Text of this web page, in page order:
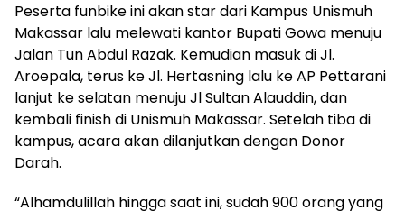
Peserta funbike ini akan star dari Kampus Unismuh
Makassar lalu melewati kantor Bupati Gowa menuju
Jalan Tun Abdul Razak. Kemudian masuk di Jl.
Aroepala, terus ke Jl. Hertasning lalu ke AP Pettarani
lanjut ke selatan menuju Jl Sultan Alauddin, dan
kembali finish di Unismuh Makassar. Setelah tiba di
kampus, acara akan dilanjutkan dengan Donor
Darah.
“Alhamdulillah hingga saat ini, sudah 900 orang yang